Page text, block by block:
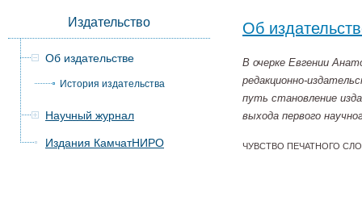
Издательство
Об издательстве
История издательства
Научный журнал
Издания КамчатНИРО
Об
В очерке Евгении
редакционно-
путь становление
выхода первого
ЧУВСТВО ПЕЧАТНОГО